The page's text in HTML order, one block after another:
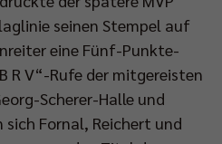
seinen Stempel auf
eine Fünf-Punkte-
R V“-Rufe der mitgereisten
Scherer-Halle und
Fornal, Reichert und